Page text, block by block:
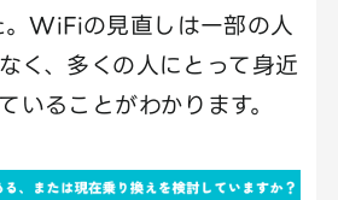
WiFiの見直しは一部の人
く、多くの人にとって身近
いることがわかります。